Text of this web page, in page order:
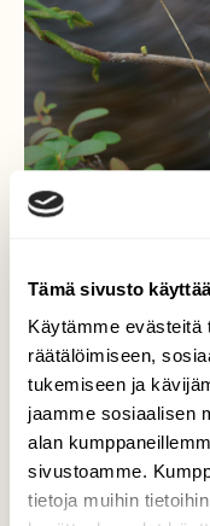
Tämä sivusto
Käytämme evästeitä
räätälöimiseen,
tukemiseen ja
jaamme sosiaalisen
alan
sivustoamme.
tietoja muihin